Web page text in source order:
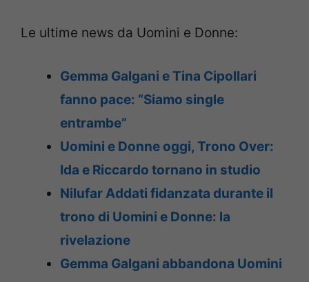
Le ultime news da Uomini e Donne:
Gemma Galgani e Tina Cipollari
fanno pace: “Siamo single
entrambe”
Uomini e Donne oggi, Trono Over:
Ida e Riccardo tornano in studio
Nilufar Addati fidanzata durante il
trono di Uomini e Donne: la
rivelazione
Gemma Galgani abbandona Uomini